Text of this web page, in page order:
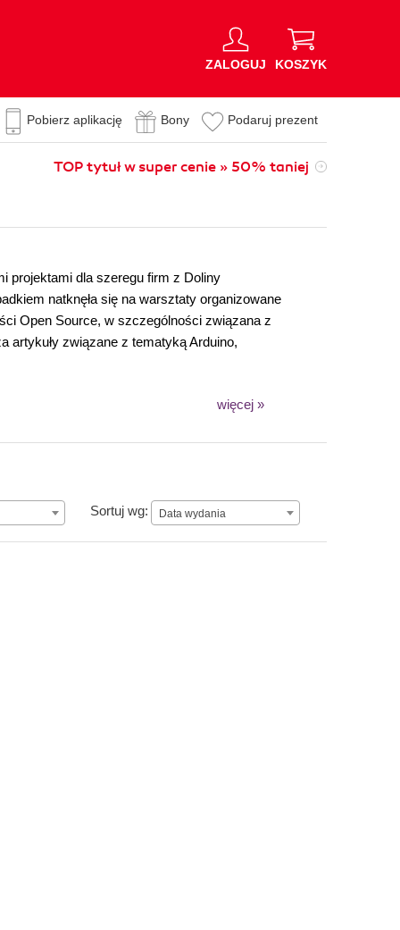
ZALOGUJ KOSZYK
Pobierz aplikację Bony Podaruj prezent
TOP tytuł w super cenie » 50% taniej
projektami dla szeregu firm z Doliny
natknęła się na warsztaty organizowane
Open Source, w szczególności związana z
artykuły związane z tematyką Arduino,
więcej »
Sortuj wg: Data wydania
Data wydania